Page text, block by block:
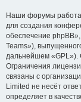
Наши форумы
для создания
обеспечение
Teams»),
дальнейшем «GPL»).
Ограничения
связаны с
Limited не несёт
определяет в